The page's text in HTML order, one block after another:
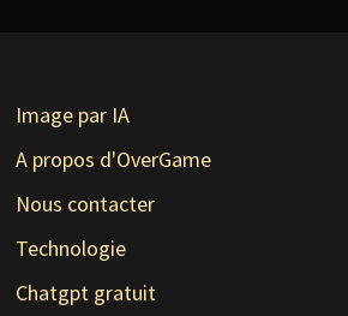
Image par IA
A propos d'OverGame
Nous contacter
Technologie
Chatgpt gratuit